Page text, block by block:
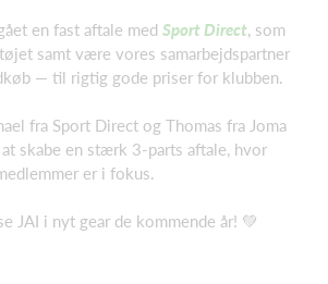
en fast aftale med Sport Direct, som
samt være vores samarbejdspartner
— til rigtig gode priser for klubben.
fra Sport Direct og Thomas fra Joma
skabe en stærk 3-parts aftale, hvor
er i fokus.
JAI i nyt gear de kommende år! 💚